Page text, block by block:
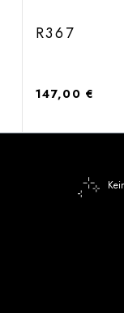
R367
Regulärer Preis:
147,00 €